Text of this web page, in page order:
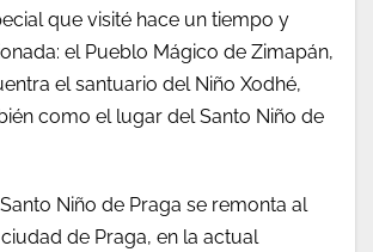
que visité hace un tiempo y
el Pueblo Mágico de Zimapán,
el santuario del Niño Xodhé,
como el lugar del Santo Niño de
Niño de Praga se remonta al
de Praga, en la actual